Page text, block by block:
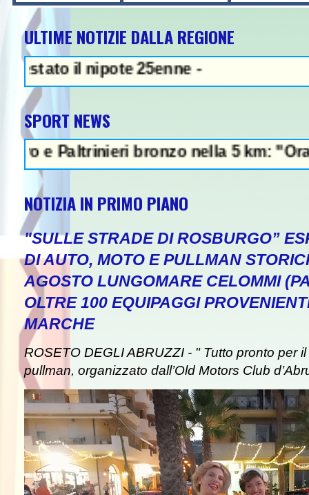
ULTIME NOTIZIE DALLA REGIONE
il nipote 25enne -
SPORT NEWS
bronzo nella 5 km: "Ora ci
NOTIZIA IN PRIMO PIANO
"SULLE STRADE DI ROSBURGO”
DI AUTO, MOTO E PULLMAN
AGOSTO LUNGOMARE CELOMMI
OLTRE 100 EQUIPAGGI
MARCHE
ROSETO DEGLI ABRUZZI - " Tutto pronto per
pullman, organizzato dall’Old Motors Club
NEWS IN EVIDENZA -